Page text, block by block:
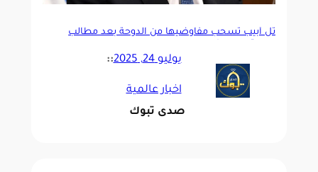
تل أبيب تسحب مفاوضيها من الدوحة بعد مطالب
يوليو 24, 2025 ::
اخبار عالمية
صدى تبوك